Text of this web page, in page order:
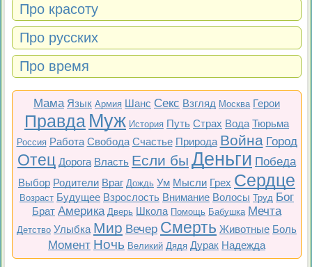
Про красоту
Про русских
Про время
Мама Язык Армия Шанс Секс Взгляд Москва Герои
Правда Муж История Путь Страх Вода Тюрьма
Россия Работа Свобода Счастье Природа Война Город
Отец Дорога Власть Если бы Деньги Победа
Выбор Родители Враг Дождь Ум Мысли Грех Сердце
Возраст Будущее Взрослость Внимание Волосы Труд Бог
Брат Америка Дверь Школа Помощь Бабушка Мечта
Детство Улыбка Мир Вечер Смерть Животные Боль
Момент Ночь Великий Дядя Дурак Надежда